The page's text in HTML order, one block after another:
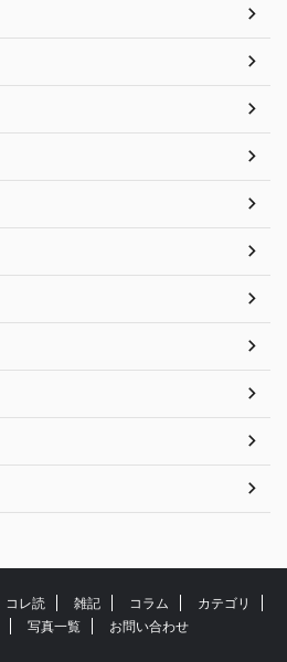
コレ読 雑記 コラム
カテゴリ
写真一覧 お問い合わせ